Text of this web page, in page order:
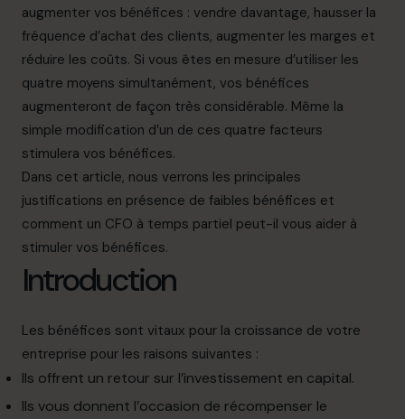
augmenter vos bénéfices : vendre davantage, hausser la
fréquence d’achat des clients, augmenter les marges et
réduire les coûts. Si vous êtes en mesure d’utiliser les
quatre moyens simultanément, vos bénéfices
augmenteront de façon très considérable. Même la
simple modification d’un de ces quatre facteurs
stimulera vos bénéfices.
Dans cet article, nous verrons les principales
justifications en présence de faibles bénéfices et
comment un CFO à temps partiel peut-il vous aider à
stimuler vos bénéfices.
Introduction
Les bénéfices sont vitaux pour la croissance de votre
entreprise pour les raisons suivantes :
Ils offrent un retour sur l’investissement en capital.
Ils vous donnent l’occasion de récompenser le